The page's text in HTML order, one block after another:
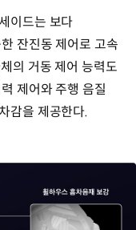
이드는 보다
잔진동 제어로 고속
의 거동 제어 능력도
제어와 주행 음질
감을 제공한다.